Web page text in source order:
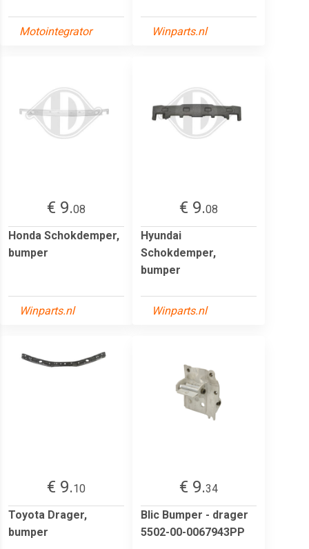
Motointegrator Winparts.nl
€ 9.08
Honda Schokdemper,
bumper
Winparts.nl
€ 9.08
Hyundai
Schokdemper,
bumper
Winparts.nl
€ 9.10
Toyota Drager,
bumper
€ 9.34
Blic Bumper - drager
5502-00-0067943PP